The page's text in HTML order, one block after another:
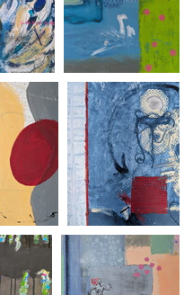
Wasschönes
60x70
PXL 20251005
111701744~2